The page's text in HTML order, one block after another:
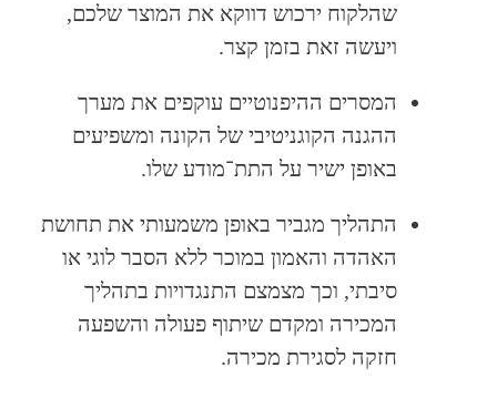
שהלקוח ירכוש דווקא את המוצר שלכם,
ויעשה זאת בזמן קצר.
המסרים ההיפנוטיים עוקפים את מערך
ההגנה הקוגניטיבי של הקונה ומשפיעים
באופן ישיר על התת־מודע שלו.
התהליך מגביר באופן משמעותי את תחושת
האהדה והאמון במוכר ללא הסבר לוגי או
סיבתי, וכך מצמצם התנגדויות בתהליך
המכירה ומקדם שיתוף פעולה והשפעה
חזקה לסגירת מכירה.